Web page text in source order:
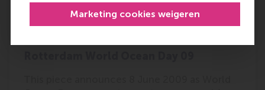
Marketing cookies weigeren
Wednesday, 20 May 2009